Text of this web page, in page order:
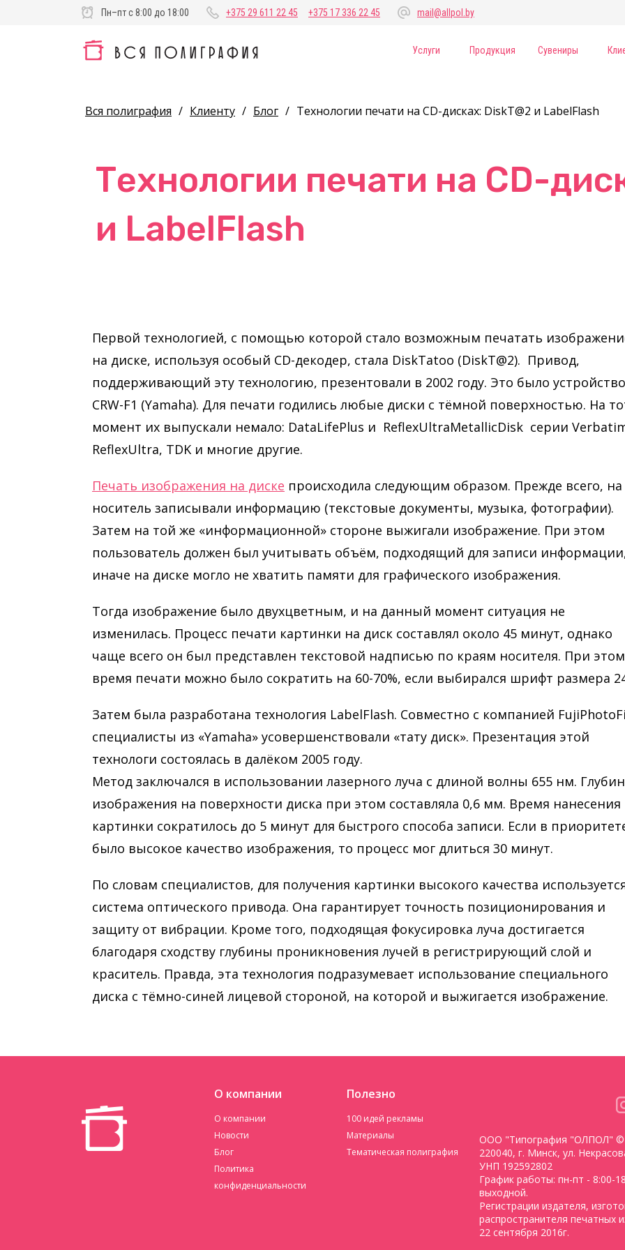
Пн–пт с 8:00 до 18:00 +375 29 611 22 45 +375 17 336 22 45 mail@allpol.by
Услуги Продукция Сувениры
Вся полиграфия / Клиенту / Блог / Технологии печати на CD-дисках: DiskT@2 и LabelFlash
Технологии печати на CD-
и LabelFlash
Первой технологией, с помощью которой стало возможным печатать
на диске, используя особый CD-декодер, стала DiskTatoo (DiskT@2). Привод,
поддерживающий эту технологию, презентовали в 2002 году. Это было устройство
CRW-F1 (Yamaha). Для печати годились любые диски с тёмной поверхностью. На
момент их выпускали немало: DataLifePlus и ReflexUltraMetallicDisk серии
ReflexUltra, TDK и многие другие.
Печать изображения на диске происходила следующим образом. Прежде всего, на
носитель записывали информацию (текстовые документы, музыка, фотографии).
Затем на той же «информационной» стороне выжигали изображение. При этом
пользователь должен был учитывать объём, подходящий для записи
иначе на диске могло не хватить памяти для графического изображения.
Тогда изображение было двухцветным, и на данный момент ситуация не
изменилась. Процесс печати картинки на диск составлял около 45 минут, однако
чаще всего он был представлен текстовой надписью по краям носителя. При этом
время печати можно было сократить на 60-70%, если выбирался шрифт размера
Затем была разработана технология LabelFlash. Совместно с компанией
специалисты из «Yamaha» усовершенствовали «тату диск». Презентация этой
технологи состоялась в далёком 2005 году.
Метод заключался в использовании лазерного луча с длиной волны 655 нм.
изображения на поверхности диска при этом составляла 0,6 мм. Время нанесения
картинки сократилось до 5 минут для быстрого способа записи. Если в
было высокое качество изображения, то процесс мог длиться 30 минут.
По словам специалистов, для получения картинки высокого качества
система оптического привода. Она гарантирует точность позиционирования и
защиту от вибрации. Кроме того, подходящая фокусировка луча достигается
благодаря сходству глубины проникновения лучей в регистрирующий слой и
краситель. Правда, эта технология подразумевает использование специального
диска с тёмно-синей лицевой стороной, на которой и выжигается изображение.
О компании
О компании
Новости
Блог
Политика
конфиденциальности
Полезно
100 идей рекламы
Материалы
Тематическая полиграфия
ООО "Типография "ОЛПОЛ" ©
220040, г. Минск, ул.
УНП 192592802
График работы: пн-пт - 8:00-
выходной.
Регистрации издателя,
распространителя печатных
22 сентября 2016г.